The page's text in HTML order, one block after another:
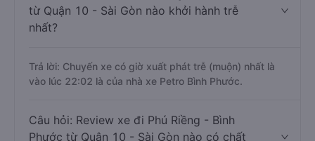
từ Quận 10 - Sài Gòn nào khởi hành trễ
nhất?
Trả lời: Chuyến xe có giờ xuất phát trễ (muộn) nhất là
vào lúc 22:02 là của nhà xe Petro Bình Phước.
Câu hỏi: Review xe đi Phú Riềng - Bình
Phước từ Quận 10 - Sài Gòn nào có chất